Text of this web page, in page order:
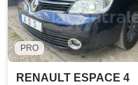
PRO
RENAULT ESPACE 4